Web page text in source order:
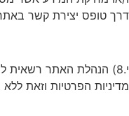
דרך טופס יצירת קשר
י.8) הנהלת האתר רשאית
מדיניות הפרטיות וזאת